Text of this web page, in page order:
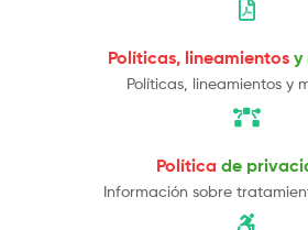
Políticas, lineamientos y
Políticas, lineamientos y
Política de
Información sobre